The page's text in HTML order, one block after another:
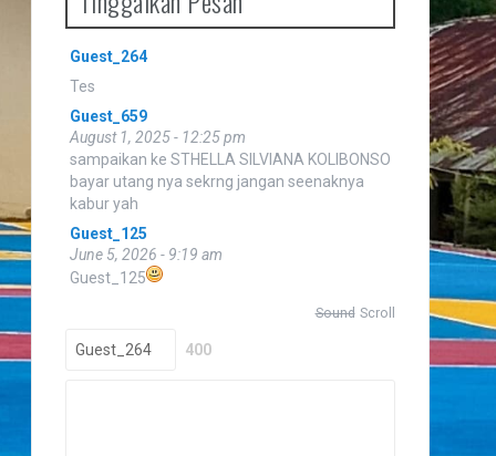
Guest_264
July 27, 2025 - 5:23 pm
Tes
Guest_659
August 1, 2025 - 12:25 pm
sampaikan ke STHELLA SILVIANA KOLIBONSO
bayar utang nya sekrng jangan seenaknya
kabur yah
Guest_125
June 5, 2026 - 9:19 am
Guest_125
Scroll
Sound
400